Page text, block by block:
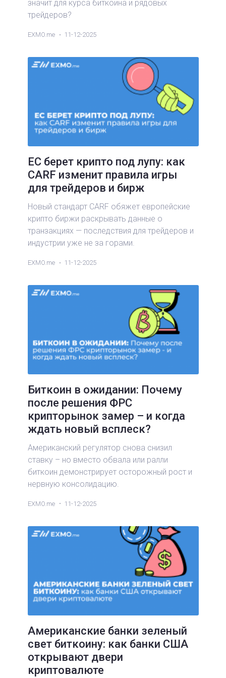
значит для курса биткоина и рядовых
трейдеров?
EXMO.me 11-12-2025
ЕС берет крипто под лупу: как
CARF изменит правила игры
для трейдеров и бирж
Новый стандарт CARF обяжет европейские
крипто биржи раскрывать данные о
транзакциях — последствия для трейдеров и
индустрии уже не за горами.
EXMO.me 11-12-2025
Биткоин в ожидании: Почему
после решения ФРС
крипторынок замер – и когда
ждать новый всплеск?
Американский регулятор снова снизил
ставку – но вместо обвала или ралли
биткоин демонстрирует осторожный рост и
нервную консолидацию.
EXMO.me 11-12-2025
Американские банки зеленый
свет биткоину: как банки США
открывают двери
криптовалюте